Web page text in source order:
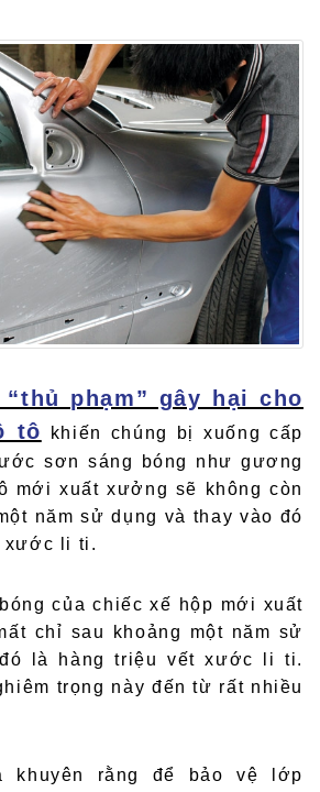
phạm” gây hại cho
tô
khiến chúng bị xuống cấp
sơn sáng bóng như gương
mới xuất xưởng sẽ không còn
năm sử dụng và thay vào đó
xước li ti.
của chiếc xế hộp mới xuất
chỉ sau khoảng một năm sử
là hàng triệu vết xước li ti.
trọng này đến từ rất nhiều
khuyên rằng để bảo vệ lớp